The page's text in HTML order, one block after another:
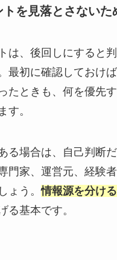
トを見落とさないた
は、後回しにすると
最初に確認しておけ
たときも、何を優先
す。
る場合は、自己判断だ
門家、運営元、経験
ょう。情報源を分ける
る基本です。